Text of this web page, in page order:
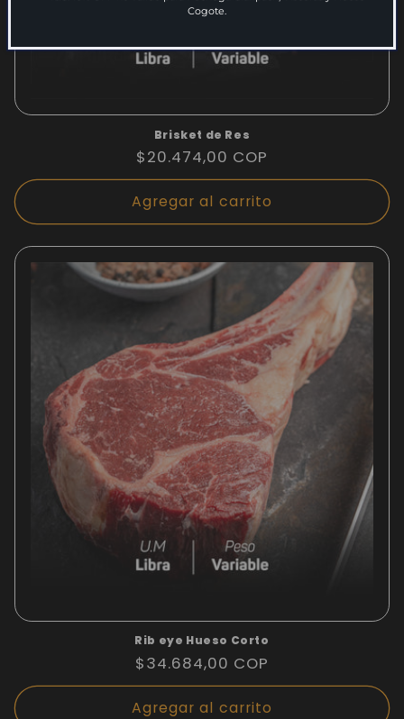
Brisket de Res
Precio
habitual
$20.474,00 COP
Agregar al carrito
Rib eye Hueso Corto
Precio
habitual
$34.684,00 COP
Agregar al carrito
Cogote.